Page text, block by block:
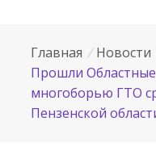
Главная / Новости
Прошли
многоборью ГТО
Пензенской